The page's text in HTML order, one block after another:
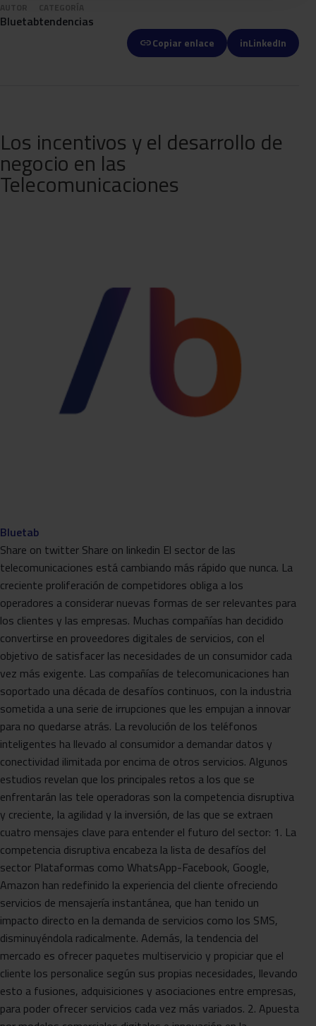
AUTOR
Bluetabtendencias
linkCopiar enlace inLinkedIn
Los incentivos y el desarrollo de
negocio en las
Telecomunicaciones
Bluetab
Share on twitter Share on linkedin El sector de las
telecomunicaciones está cambiando más rápido que nunca. La
creciente proliferación de competidores obliga a los
operadores a considerar nuevas formas de ser relevantes para
los clientes y las empresas. Muchas compañías han decidido
convertirse en proveedores digitales de servicios, con el
objetivo de satisfacer las necesidades de un consumidor cada
vez más exigente. Las compañías de telecomunicaciones han
soportado una década de desafíos continuos, con la industria
sometida a una serie de irrupciones que les empujan a innovar
para no quedarse atrás. La revolución de los teléfonos
inteligentes ha llevado al consumidor a demandar datos y
conectividad ilimitada por encima de otros servicios. Algunos
estudios revelan que los principales retos a los que se
enfrentarán las tele operadoras son la competencia disruptiva
y creciente, la agilidad y la inversión, de las que se extraen
cuatro mensajes clave para entender el futuro del sector: 1. La
competencia disruptiva encabeza la lista de desafíos del
sector Plataformas como WhatsApp-Facebook, Google,
Amazon han redefinido la experiencia del cliente ofreciendo
servicios de mensajería instantánea, que han tenido un
impacto directo en la demanda de servicios como los SMS,
disminuyéndola radicalmente. Además, la tendencia del
mercado es ofrecer paquetes multiservicio y propiciar que el
cliente los personalice según sus propias necesidades, llevando
esto a fusiones, adquisiciones y asociaciones entre empresas,
para poder ofrecer servicios cada vez más variados. 2. Apuesta